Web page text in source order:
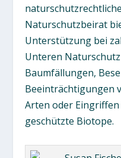
Naturschutzbeirat
Unterstützung bei
Unteren
Baumfällungen,
Beeinträchtigungen
Arten oder
geschützte Biotope.